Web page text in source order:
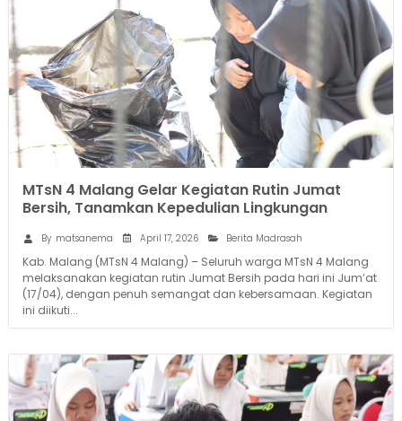
MTsN 4 Malang Gelar Kegiatan Rutin Jumat
Bersih, Tanamkan Kepedulian Lingkungan
By matsanema April 17, 2026 Berita Madrasah
Kab. Malang (MTsN 4 Malang) – Seluruh warga MTsN 4 Malang
melaksanakan kegiatan rutin Jumat Bersih pada hari ini Jum’at
(17/04), dengan penuh semangat dan kebersamaan. Kegiatan
ini diikuti...